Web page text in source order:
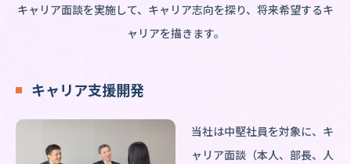
キャリア面談を実施して、キャリア志向を探り、将来希望するキ
ャリアを描きます。
キャリア支援開発
当社は中堅社員を対象に、キ
ャリア面談（本人、部長、人